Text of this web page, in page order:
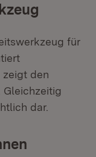
für
zeigt den
dar.